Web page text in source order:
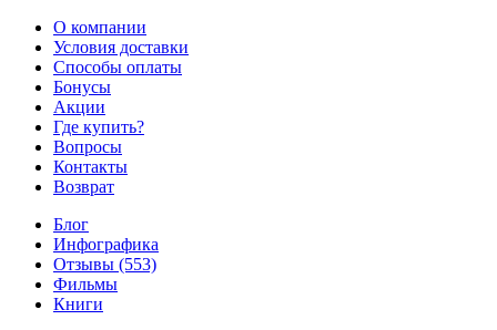
О компании
Условия доставки
Способы оплаты
Бонусы
Акции
Где купить?
Вопросы
Контакты
Возврат
Блог
Инфографика
Отзывы (553)
Фильмы
Книги